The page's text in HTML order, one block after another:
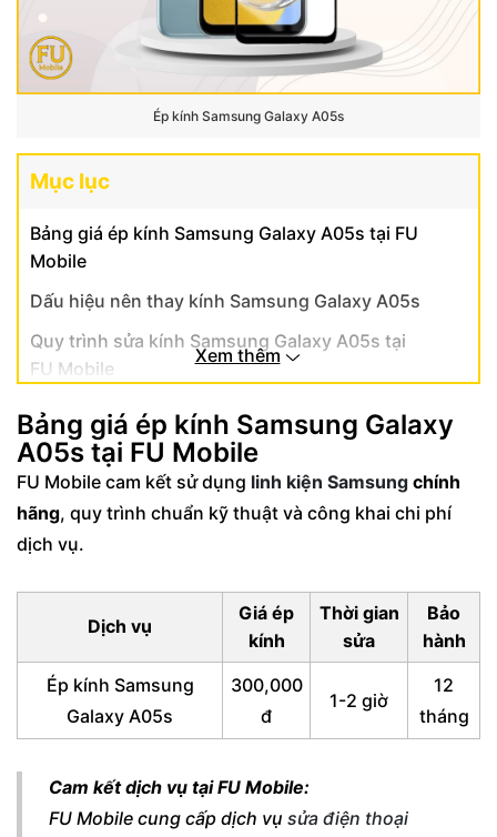
Ép kính Samsung Galaxy A05s
Mục lục
Bảng giá ép kính Samsung Galaxy A05s tại FU
Mobile
Dấu hiệu nên thay kính Samsung Galaxy A05s
Quy trình sửa kính Samsung Galaxy A05s tại
FU Mobile
FAQ – Giải đáp về thay mặt kính trước
Samsung Galaxy A05s
Xem thêm
Bảng giá ép kính Samsung Galaxy
A05s tại FU Mobile
FU Mobile cam kết sử dụng linh kiện Samsung chính
hãng, quy trình chuẩn kỹ thuật và công khai chi phí
dịch vụ.
Dịch vụ
Giá ép
kính
Thời gian
sửa
Bảo
hành
Ép kính Samsung
Galaxy A05s
300,000
đ
1-2 giờ
12
tháng
Cam kết dịch vụ tại FU Mobile:
FU Mobile cung cấp dịch vụ sửa điện thoại